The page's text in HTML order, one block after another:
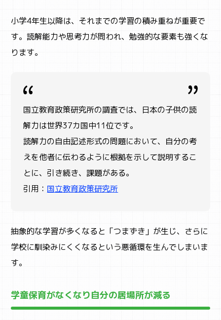
子育て
STUDY
小学4年生以降は、それまでの学習の積み重ねが重要で
す。読解能力や思考力が問われ、勉強的な要素も強くな
ります。
国立教育政策研究所の調査では、日本の子供の読
解力は世界37カ国中11位です。
読解力の自由記述形式の問題において、自分の考
えを他者に伝わるように根拠を示して説明するこ
とに、引き続き、課題がある。
引用： 国立教育政策研究所
抽象的な学習が多くなると「つまずき」が生じ、さらに
学校に馴染みにくくなるという悪循環を生んでしまいま
す。
学童保育がなくなり自分の居場所が減る